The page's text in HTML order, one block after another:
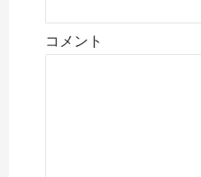
コメント